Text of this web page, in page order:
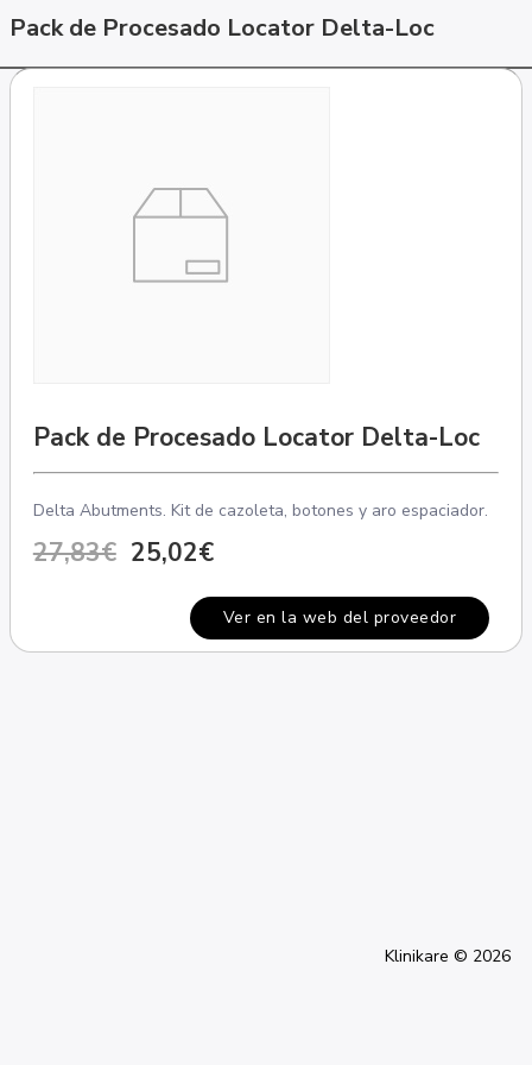
Pack de Procesado Locator Delta-Loc
Pack de Procesado Locator Delta-Loc
Delta Abutments. Kit de cazoleta, botones y aro espaciador.
27,83€ 25,02€
Ver en la web del proveedor
Klinikare © 2026